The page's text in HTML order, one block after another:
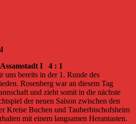
I 4 : 1
uns bereits in der 1. Runde des
Rosenberg war an diesem Tag
und zieht somit in die nächste
der neuen Saison zwischen den
Kreise Buchen und Tauberbischofsheim
mit einem langsamen Herantasten.